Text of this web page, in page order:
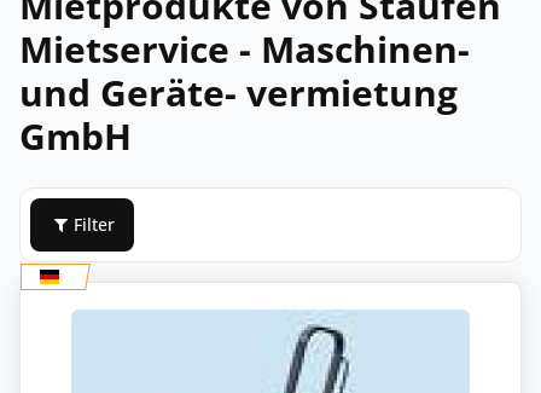
Mietservice - Maschinen-
und Geräte- vermietung
GmbH
Filter